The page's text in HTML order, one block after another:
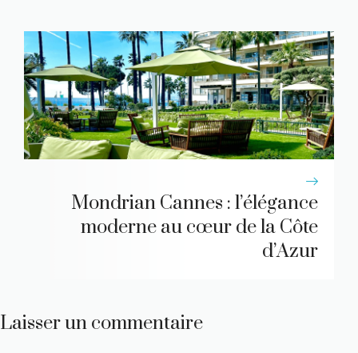
Mondrian Cannes : l’élégance
moderne au cœur de la Côte
d’Azur
Laisser un commentaire